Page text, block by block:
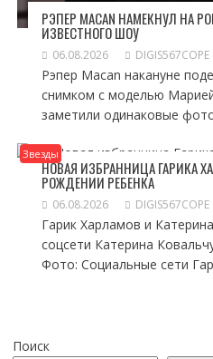
РЭПЕР MACAN НАМЕКНУЛ НА
ИЗВЕСТНОГО ШОУ
06.08.2026 DIGIS567COPE
Рэпер Macan накануне
снимком с моделью
заметили одинаковые
Звезды
НОВАЯ ИЗБРАННИЦА ГАРИКА
РОЖДЕНИИ РЕБЕНКА
06.08.2026 DIGIS567COPE
Гарик Харламов и
соцсети Катерина
Фото: Социальные сети
Поиск